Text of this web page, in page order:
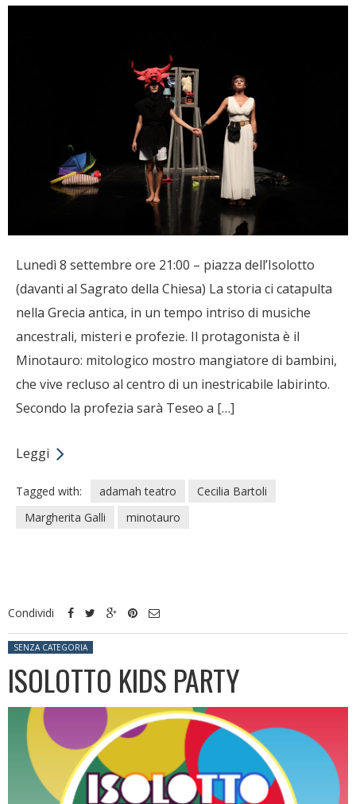
Lunedì 8 settembre ore 21:00 – piazza dell’Isolotto
(davanti al Sagrato della Chiesa) La storia ci catapulta
nella Grecia antica, in un tempo intriso di musiche
ancestrali, misteri e profezie. Il protagonista è il
Minotauro: mitologico mostro mangiatore di bambini,
che vive recluso al centro di un inestricabile labirinto.
Secondo la profezia sarà Teseo a […]
Leggi
Tagged with: adamah teatro
Cecilia Bartoli
Margherita Galli
minotauro
Condividi
Posted in:
SENZA CATEGORIA
ISOLOTTO KIDS PARTY